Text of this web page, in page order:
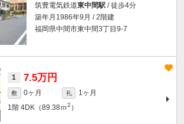
筑豊電気鉄道東中間駅 / 徒歩4分
築年月1986年9月 / 2階建
福岡県中間市東中間3丁目9-7
1 7.5万円
敷 0ヶ月 礼
1ヶ月
1階 4DK（89.38ｍ2 ）